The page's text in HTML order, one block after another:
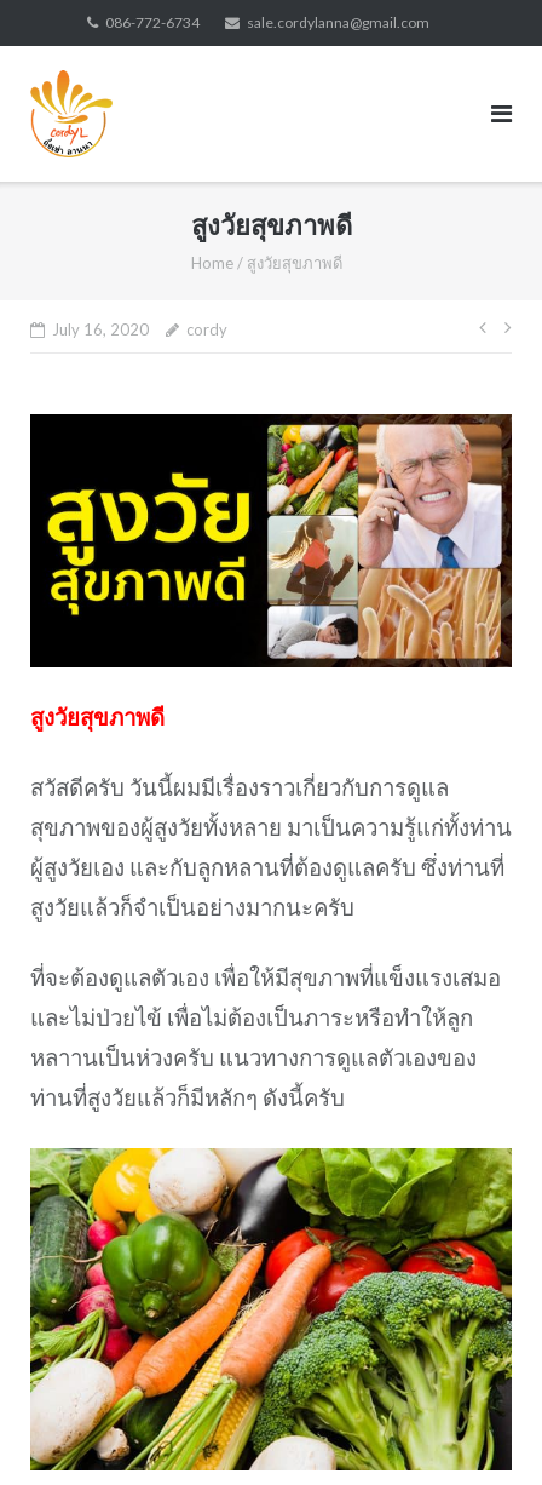
to
content
086-772-6734 sale.cordylanna@gmail.com
สูงวัยสุขภาพดี
Home / สูงวัยสุขภาพดี
July 16, 2020 cordy
Post
สูงวัยสุขภาพดี
สวัสดีครับ วันนี้ผมมีเรื่องราวเกี่ยวกับการดูแล
สุขภาพของผู้สูงวัยทั้งหลาย มาเป็นความรู้แก่ทั้งท่าน
ผู้สูงวัยเอง และกับลูกหลานที่ต้องดูแลครับ ซึ่งท่านที่
สูงวัยแล้วก็จำเป็นอย่างมากนะครับ
ที่จะต้องดูแลตัวเอง เพื่อให้มีสุขภาพที่แข็งแรงเสมอ
และไม่ป่วยไข้ เพื่อไม่ต้องเป็นภาระหรือทำให้ลูก
หลาานเป็นห่วงครับ แนวทางการดูแลตัวเองของ
ท่านที่สูงวัยแล้วก็มีหลักๆ ดังนี้ครับ